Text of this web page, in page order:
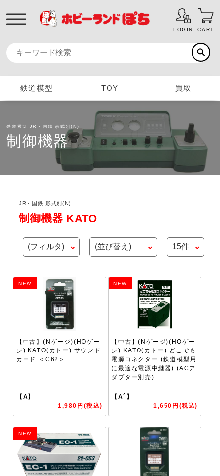
LOGIN CART
鉄道模型 TOY 買取
鉄道模型 JR・国鉄 形式別(N)
制御機器
JR・国鉄 形式別(N)
制御機器 KATO
NEW
【中古】(Nゲージ)(HOゲー
ジ) KATO(カトー) サウンド
カード ＜C62＞
【A】
1,980円(税込)
NEW
【中古】(Nゲージ)(HOゲー
ジ) KATO(カトー) どこでも
電源コネクター (鉄道模型用
に最適な電源中継器) (ACア
ダプター別売)
【A´】
1,650円(税込)
NEW